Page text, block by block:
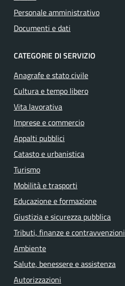
Personale amministrativo
Documenti e dati
CATEGORIE DI SERVIZIO
Anagrafe e stato civile
Cultura e tempo libero
Vita lavorativa
Imprese e commercio
Appalti pubblici
Catasto e urbanistica
Turismo
Mobilità e trasporti
Educazione e formazione
Giustizia e sicurezza pubblica
Tributi, finanze e contravvenzioni
Ambiente
Salute, benessere e assistenza
Autorizzazioni